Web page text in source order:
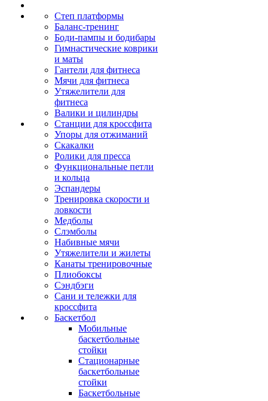
Степ платформы
Баланс-тренинг
Боди-пампы и бодибары
Гимнастические коврики
и маты
Гантели для фитнеса
Мячи для фитнеса
Утяжелители для
фитнеса
Валики и цилиндры
Станции для кроссфита
Упоры для отжиманий
Скакалки
Ролики для пресса
Функциональные петли
и кольца
Эспандеры
Тренировка скорости и
ловкости
Медболы
Слэмболы
Набивные мячи
Утяжелители и жилеты
Канаты тренировочные
Плиобоксы
Сэндбэги
Сани и тележки для
кроссфита
Баскетбол
Мобильные
баскетбольные
стойки
Стационарные
баскетбольные
стойки
Баскетбольные